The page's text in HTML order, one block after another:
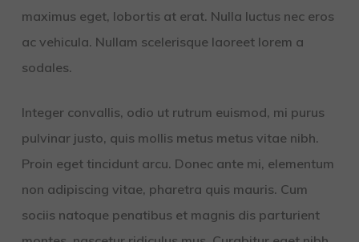
maximus eget, lobortis at erat. Nulla luctus nec eros
ac vehicula. Nullam scelerisque laoreet lorem a
sodales.
Integer convallis, odio ut rutrum euismod, mi purus
pulvinar justo, quis mollis metus metus vitae nibh.
Proin eget tincidunt arcu. Donec ante mi, elementum
non adipiscing vitae, pharetra quis mauris. Cum
sociis natoque penatibus et magnis dis parturient